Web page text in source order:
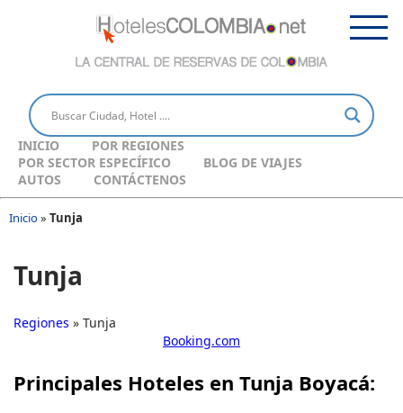
INICIO
POR REGIONES
POR SECTOR ESPECÍFICO
BLOG DE VIAJES
AUTOS
CONTÁCTENOS
Inicio» Tunja
Tunja
Regiones » Tunja
Booking.com
Principales Hoteles en Tunja Boyacá: